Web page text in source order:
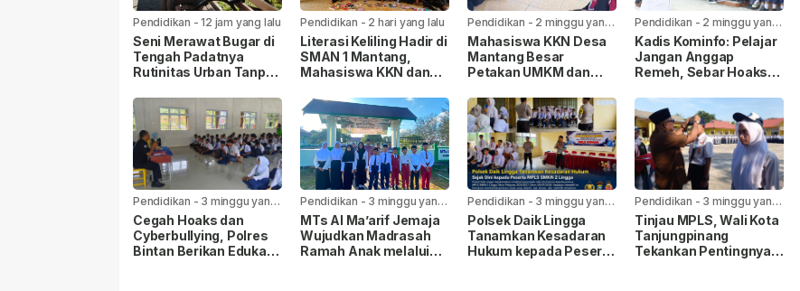
Pendidikan -12 jam yang lalu
Seni Merawat Bugar di
Tengah Padatnya
Rutinitas Urban Tanpa
Pendidikan - 2 hari yang lalu
Literasi Keliling Hadir di
SMAN 1 Mantang,
Mahasiswa KKN dan
Siswa Gemar
Membaca
Pendidikan - 2 minggu yang
lalu
Mahasiswa KKN Desa
Mantang Besar
Petakan UMKM dan
Warga
Pendidikan - 2 minggu yang
lalu
Kadis Kominfo: Pelajar
Jangan Anggap
Remeh, Sebar Hoaks
Pendidikan - 3 minggu yang
lalu
Cegah Hoaks dan
Cyberbullying, Polres
Bintan Berikan Edukasi
Pendidikan - 3 minggu yang
lalu
MTs Al Ma’arif Jemaja
Wujudkan Madrasah
Ramah Anak melalui
Pendidikan - 3 minggu yang
lalu
Polsek Daik Lingga
Tanamkan Kesadaran
Hukum kepada Peserta
Pendidikan - 3 minggu yang
lalu
Tinjau MPLS, Wali Kota
Tanjungpinang
Tekankan Pentingnya